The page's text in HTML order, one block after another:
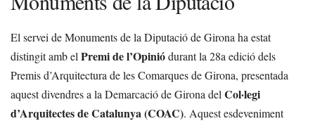
El servei de Monuments de la Diputació de Girona ha estat
distingit amb el Premi de l’Opiniódurant la 28a edició dels
Premis d’Arquitectura de les Comarques de Girona, presentada
aquest divendres a la Demarcació de Girona del Col·legi
d’Arquitectes de Catalunya (COAC). Aquest esdeveniment